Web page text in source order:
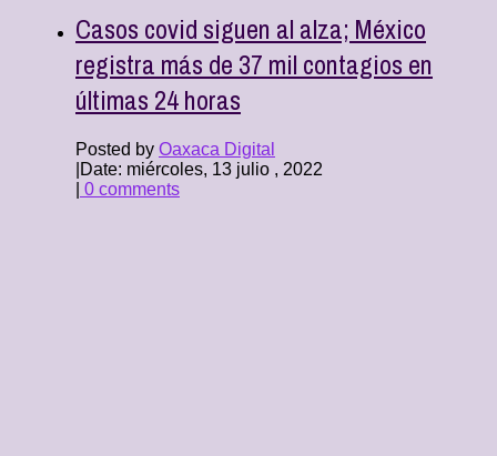
Casos covid siguen al alza; México
registra más de 37 mil contagios en
últimas 24 horas
Posted by Oaxaca Digital
Date: miércoles, 13 julio , 2022
0 comments